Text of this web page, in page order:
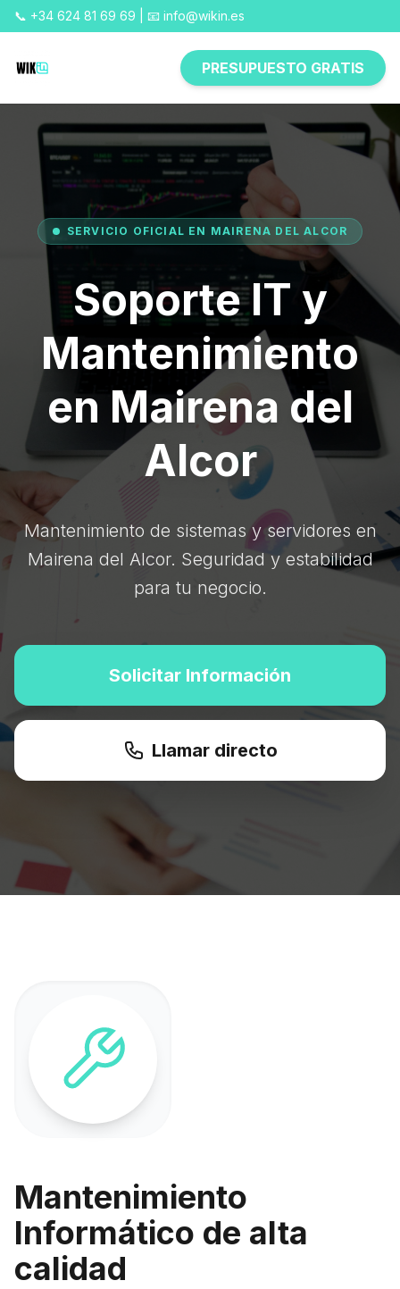
📞 +34 624 81 69 69 | 📧 info@wikin.es
PRESUPUESTO GRATIS
SERVICIO OFICIAL EN MAIRENA DEL ALCOR
Soporte IT y
Mantenimiento
en Mairena del
Alcor
Mantenimiento de sistemas y servidores en
Mairena del Alcor. Seguridad y estabilidad
para tu negocio.
Solicitar Información
Llamar directo
Mantenimiento
Informático de alta
calidad